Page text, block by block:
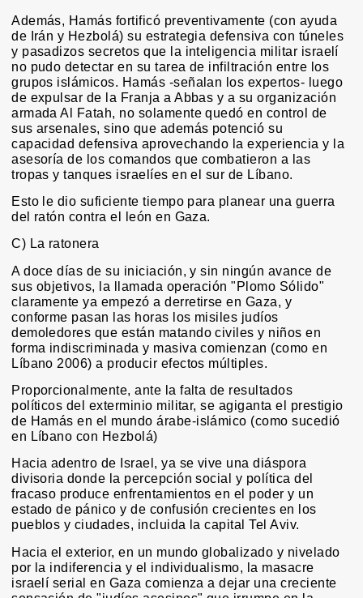
Además, Hamás fortificó preventivamente (con ayuda
de Irán y Hezbolá) su estrategia defensiva con túneles
y pasadizos secretos que la inteligencia militar israelí
no pudo detectar en su tarea de infiltración entre los
grupos islámicos. Hamás -señalan los expertos- luego
de expulsar de la Franja a Abbas y a su organización
armada Al Fatah, no solamente quedó en control de
sus arsenales, sino que además potenció su
capacidad defensiva aprovechando la experiencia y la
asesoría de los comandos que combatieron a las
tropas y tanques israelíes en el sur de Líbano.
Esto le dio suficiente tiempo para planear una guerra
del ratón contra el león en Gaza.
C) La ratonera
A doce días de su iniciación, y sin ningún avance de
sus objetivos, la llamada operación "Plomo Sólido"
claramente ya empezó a derretirse en Gaza, y
conforme pasan las horas los misiles judíos
demoledores que están matando civiles y niños en
forma indiscriminada y masiva comienzan (como en
Líbano 2006) a producir efectos múltiples.
Proporcionalmente, ante la falta de resultados
políticos del exterminio militar, se agiganta el prestigio
de Hamás en el mundo árabe-islámico (como sucedió
en Líbano con Hezbolá)
Hacia adentro de Israel, ya se vive una diáspora
divisoria donde la percepción social y política del
fracaso produce enfrentamientos en el poder y un
estado de pánico y de confusión crecientes en los
pueblos y ciudades, incluida la capital Tel Aviv.
Hacia el exterior, en un mundo globalizado y nivelado
por la indiferencia y el individualismo, la masacre
israelí serial en Gaza comienza a dejar una creciente